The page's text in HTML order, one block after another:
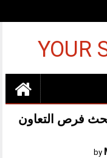
YOUR
فرص التعاون